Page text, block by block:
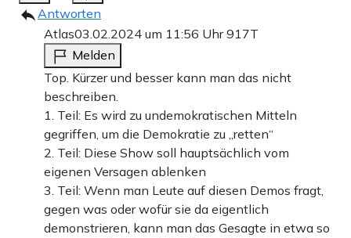
Antworten
Atlas03.02.2024 um 11:56 Uhr917T
Melden
Top. Kürzer und besser kann man das nicht
beschreiben.
1. Teil: Es wird zu undemokratischen Mitteln
gegriffen, um die Demokratie zu „retten“
2. Teil: Diese Show soll hauptsächlich vom
eigenen Versagen ablenken
3. Teil: Wenn man Leute auf diesen Demos fragt,
gegen was oder wofür sie da eigentlich
demonstrieren, kann man das Gesagte in etwa so